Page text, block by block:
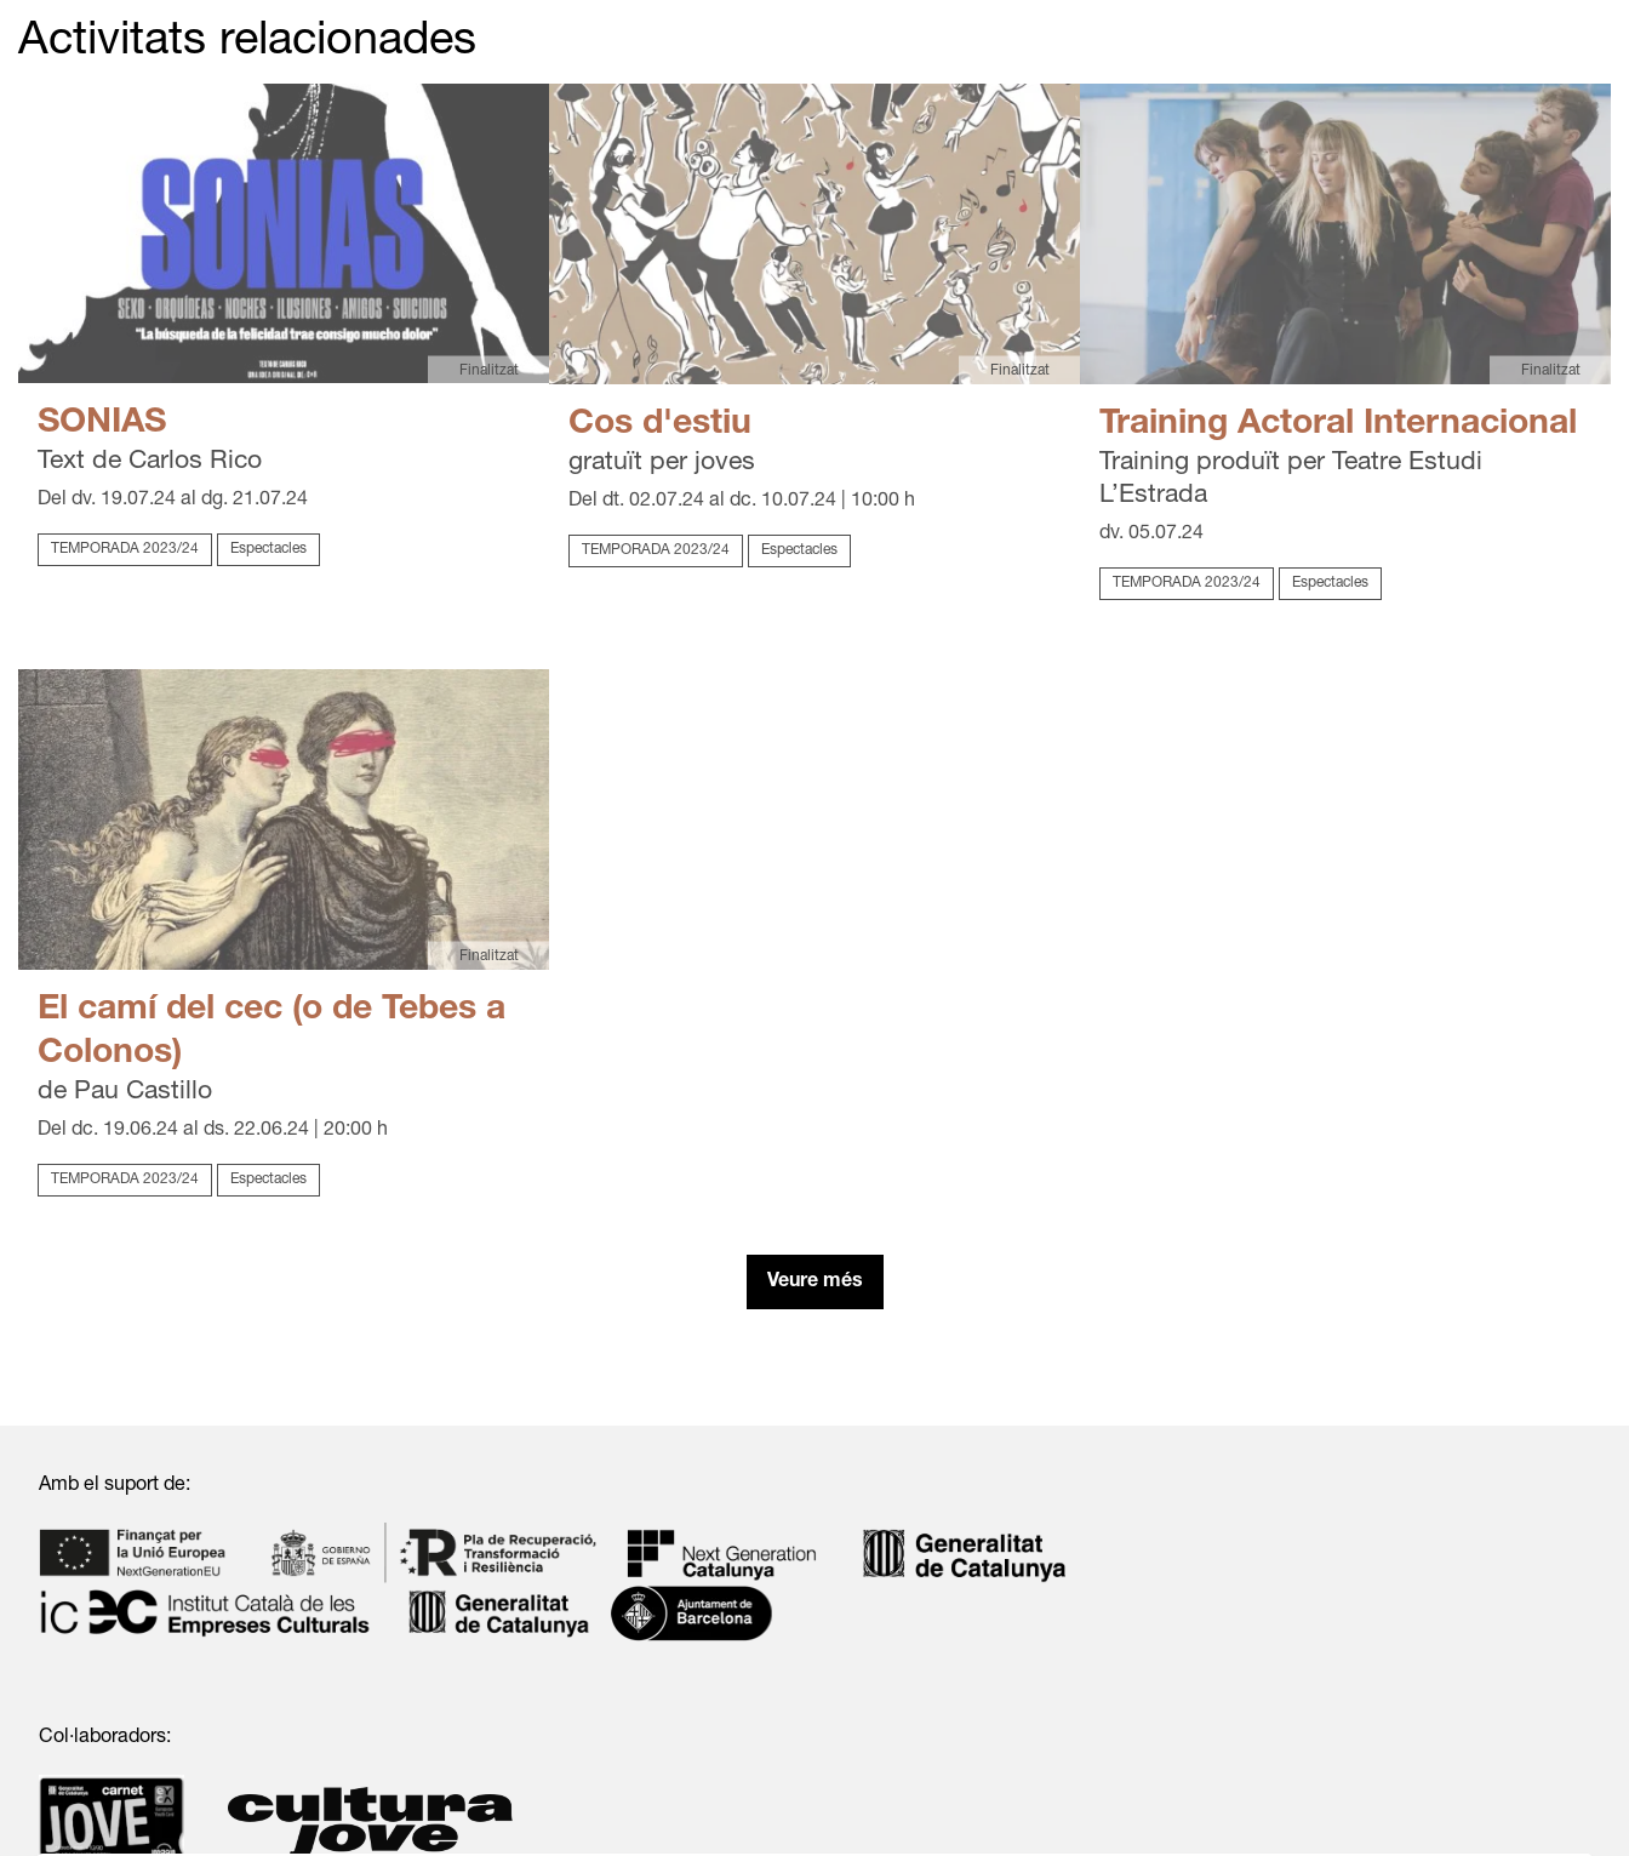
Activitats relacionades
Finalitzat
SONIAS
Text de Carlos Rico
Del dv. 19.07.24 al dg. 21.07.24
TEMPORADA 2023/24 Espectacles
Finalitzat
Cos d'estiu
gratuït per joves
Del dt. 02.07.24 al dc. 10.07.24 10:00 h
TEMPORADA 2023/24 Espectacles
Finalitzat
Training Actoral Internacional
Training produït per Teatre Estudi
L’Estrada
dv. 05.07.24
TEMPORADA 2023/24 Espectacles
Finalitzat
El camí del cec (o de Tebes a
Colonos)
de Pau Castillo
Del dc. 19.06.24 al ds. 22.06.24 20:00 h
TEMPORADA 2023/24 Espectacles
Veure més
Amb el suport de:
Col·laboradors: